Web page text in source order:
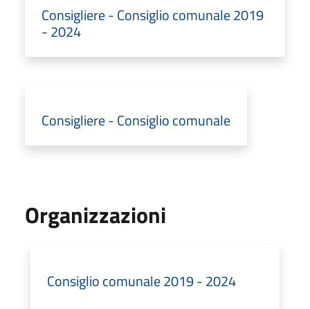
Consigliere - Consiglio comunale 2019
- 2024
Consigliere - Consiglio comunale
Organizzazioni
Consiglio comunale 2019 - 2024